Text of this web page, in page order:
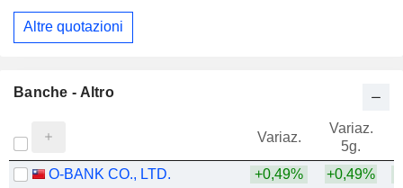
Altre quotazioni
Banche - Altro
Variaz.
Variaz.
5g.
O-BANK CO., LTD. +0,49% +0,49%